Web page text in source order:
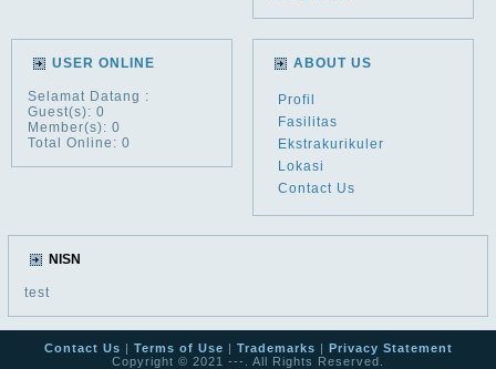
USER ONLINE
Selamat Datang :
Guest(s): 0
Member(s): 0
Total Online: 0
ABOUT US
Profil
Fasilitas
Ekstrakurikuler
Lokasi
Contact Us
NISN
test
Contact Us | Terms of Use | Trademarks | Privacy Statement
Copyright © 2021 ---. All Rights Reserved.